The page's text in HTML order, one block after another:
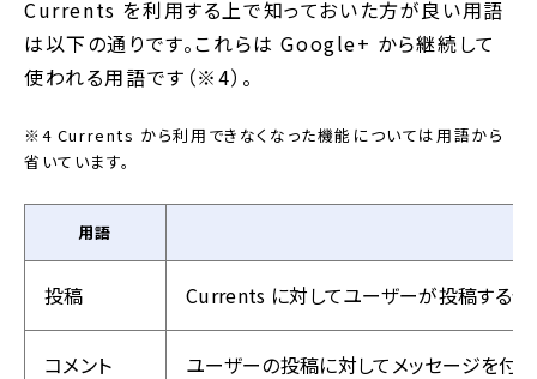
Currents を利用する上で知っておいた方が良い用語
は以下の通りです。これらは Google+ から継続して
使われる用語です（※4）。
※4 Currents から利用できなくなった機能については用語から
省いています。
用語
投稿 Currents に対してユーザーが投稿する任
コメント ユーザーの投稿に対してメッセージを付